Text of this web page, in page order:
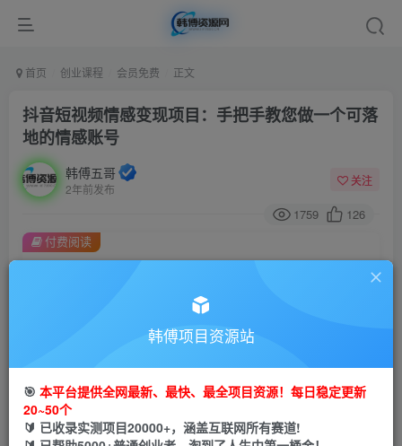
首页 创业课程 会员免费 正文
抖音短视频情感变现项目：手把手教您做一个可落
地的情感账号
韩傅五哥
2年前发布
关注
1759 126
金币9.9金币99
立即购买
您当前未登录！建议登陆后购买，可保存购买订单
付费阅读
韩傅项目资源站
🎯 本平台提供全网最新、最快、最全项目资源！每日稳定更新
20~50个
🔰 已收录实测项目20000+，涵盖互联网所有赛道!